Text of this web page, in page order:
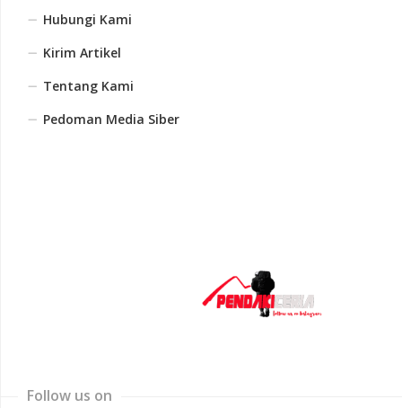
Hubungi Kami
Kirim Artikel
Tentang Kami
Pedoman Media Siber
Follow us on